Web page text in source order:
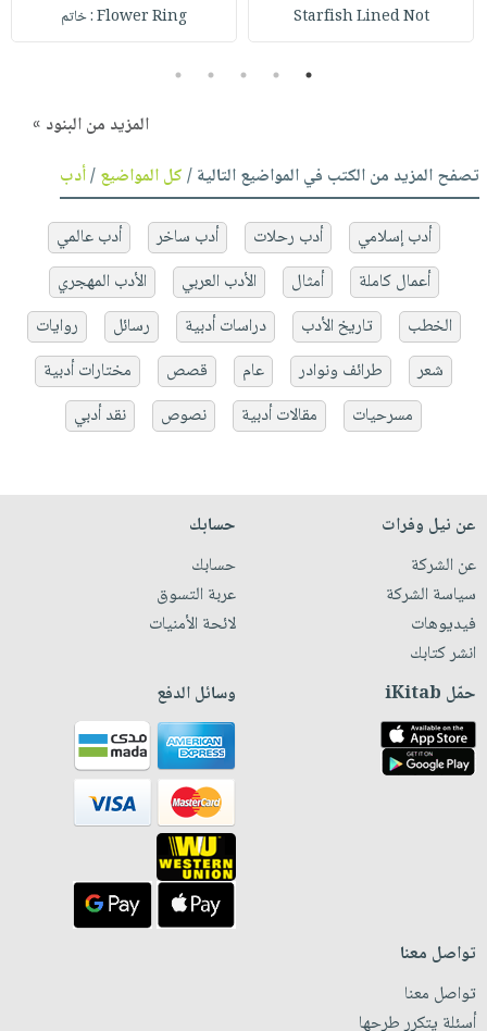
Starfish Lined Not Flower Ring : خاتم
1
2
3
4
5
المزيد من البنود »
تصفح المزيد من الكتب في المواضيع التالية /كل المواضيع/أدب
أدب إسلامي أدب رحلات أدب ساخر
أدب عالمي
أعمال كاملة
أمثال الأدب العربي
الأدب المهجري
الخطب
تاريخ الأدب دراسات أدبية رسائل
روايات
شعر
طرائف ونوادر عام قصص
مختارات أدبية
مسرحيات
مقالات أدبية نصوص نقد أدبي
عن نيل وفرات
عن الشركة
سياسة الشركة
فيديوهات
انشر كتابك
حسابك
حسابك
عربة التسوق
لائحة الأمنيات
حمّل iKitab وسائل الدفع
تواصل معنا
تواصل معنا
أسئلة يتكرر طرحها